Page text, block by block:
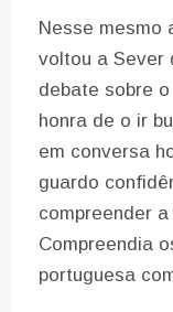
Nesse mesmo
voltou a Sever
debate sobre
honra de o ir
em conversa
guardo
compreender
Compreendia
portuguesa